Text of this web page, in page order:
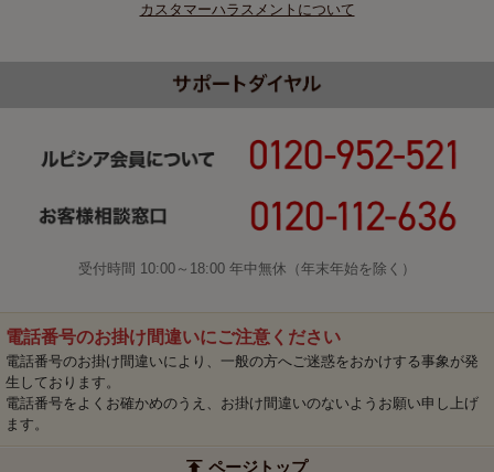
カスタマーハラスメントについて
受付時間 10:00～18:00 年中無休（年末年始を除く）
電話番号のお掛け間違いにご注意ください
電話番号のお掛け間違いにより、一般の方へご迷惑をおかけする事象が発
生しております。
電話番号をよくお確かめのうえ、お掛け間違いのないようお願い申し上げ
ます。
ページトップ